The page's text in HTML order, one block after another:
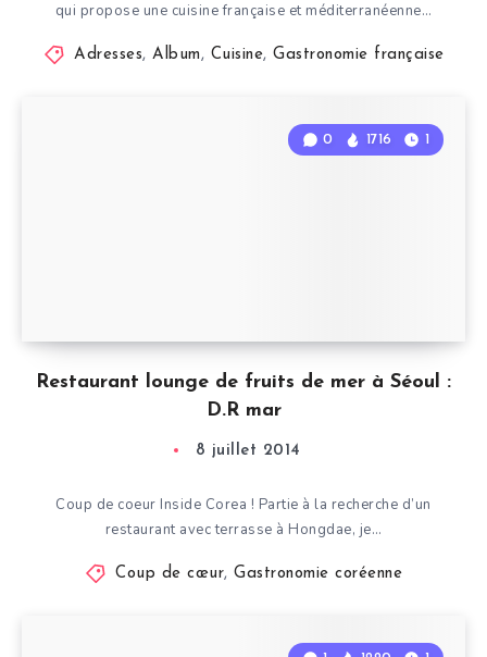
qui propose une cuisine française et méditerranéenne…
Adresses, Album, Cuisine, Gastronomie française
Restaurant lounge de fruits de mer à Séoul :
D.R mar
0 1716 1
8 juillet 2014
Coup de coeur Inside Corea ! Partie à la recherche d’un
restaurant avec terrasse à Hongdae, je…
Coup de cœur,Gastronomie coréenne